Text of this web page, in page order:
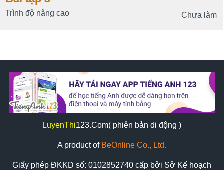
Chưa làm
Trình độ nâng cao
LuyenThi123.Com( phiên bản di động )
A product of BeOnline Co., Ltd.
Giấy phép ĐKKD số: 0102852740 cấp bởi Sở Kế hoạch